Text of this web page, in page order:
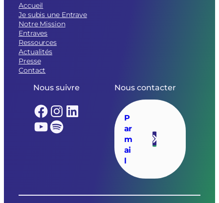
Accueil
Je subis une Entrave
Notre Mission
Entraves
Ressources
Actualités
Presse
Contact
Nous suivre
Facebook Instagram LinkedIn
YouTube
Spotify
Nous contacter
P
ar
m
ai
l